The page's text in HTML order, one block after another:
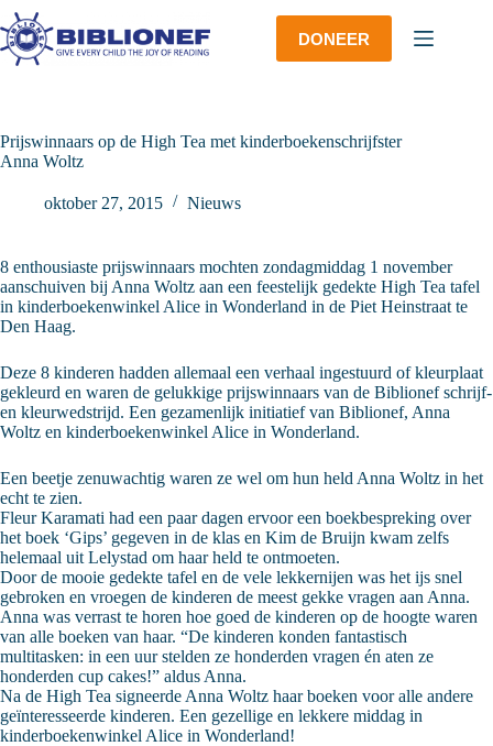
Ga
naar
de
inhoud
DONEER
Prijswinnaars op de High Tea met kinderboekenschrijfster
Anna Woltz
oktober 27, 2015 Nieuws
8 enthousiaste prijswinnaars mochten zondagmiddag 1 november
aanschuiven bij Anna Woltz aan een feestelijk gedekte High Tea tafel
in kinderboekenwinkel Alice in Wonderland in de Piet Heinstraat te
Den Haag.
Deze 8 kinderen hadden allemaal een verhaal ingestuurd of kleurplaat
gekleurd en waren de gelukkige prijswinnaars van de Biblionef schrijf-
en kleurwedstrijd. Een gezamenlijk initiatief van Biblionef, Anna
Woltz en kinderboekenwinkel Alice in Wonderland.
Een beetje zenuwachtig waren ze wel om hun held Anna Woltz in het
echt te zien.
Fleur Karamati had een paar dagen ervoor een boekbespreking over
het boek ‘Gips’ gegeven in de klas en Kim de Bruijn kwam zelfs
helemaal uit Lelystad om haar held te ontmoeten.
Door de mooie gedekte tafel en de vele lekkernijen was het ijs snel
gebroken en vroegen de kinderen de meest gekke vragen aan Anna.
Anna was verrast te horen hoe goed de kinderen op de hoogte waren
van alle boeken van haar. “De kinderen konden fantastisch
multitasken: in een uur stelden ze honderden vragen én aten ze
honderden cup cakes!” aldus Anna.
Na de High Tea signeerde Anna Woltz haar boeken voor alle andere
geïnteresseerde kinderen. Een gezellige en lekkere middag in
kinderboekenwinkel Alice in Wonderland!